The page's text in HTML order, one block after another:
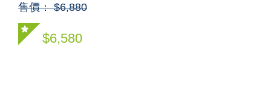
售價： $6,880
$6,580